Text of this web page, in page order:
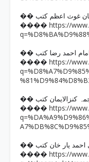
غوث اعظم کتب
���� https://
امام احمد رضا کتب
���� https://
کنزالایمان کتب
���� https://
احمد یار خان کتب
���� https://